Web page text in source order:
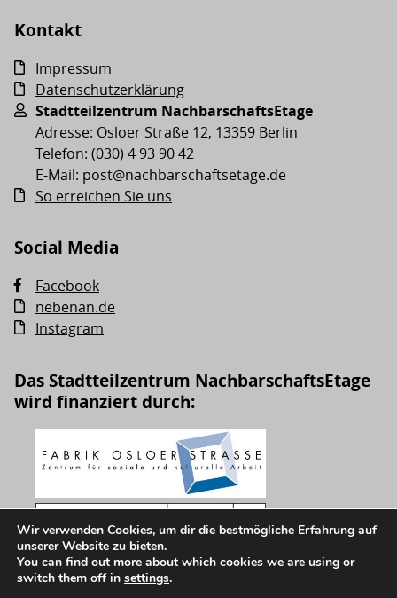
Kontakt
Impressum
Datenschutzerklärung
Stadtteilzentrum NachbarschaftsEtage
Adresse: Osloer Straße 12, 13359 Berlin
Telefon: (030) 4 93 90 42
E-Mail: post@nachbarschaftsetage.de
So erreichen Sie uns
Social Media
Facebook
nebenan.de
Instagram
Das Stadtteilzentrum NachbarschaftsEtage
wird finanziert durch:
© NachbarschaftsEtage Fabrik Osloer Straße gGmbH
Wir verwenden Cookies, um dir die bestmögliche Erfahrung auf
unserer Website zu bieten.
You can find out more about which cookies we are using or
switch them off in settings.